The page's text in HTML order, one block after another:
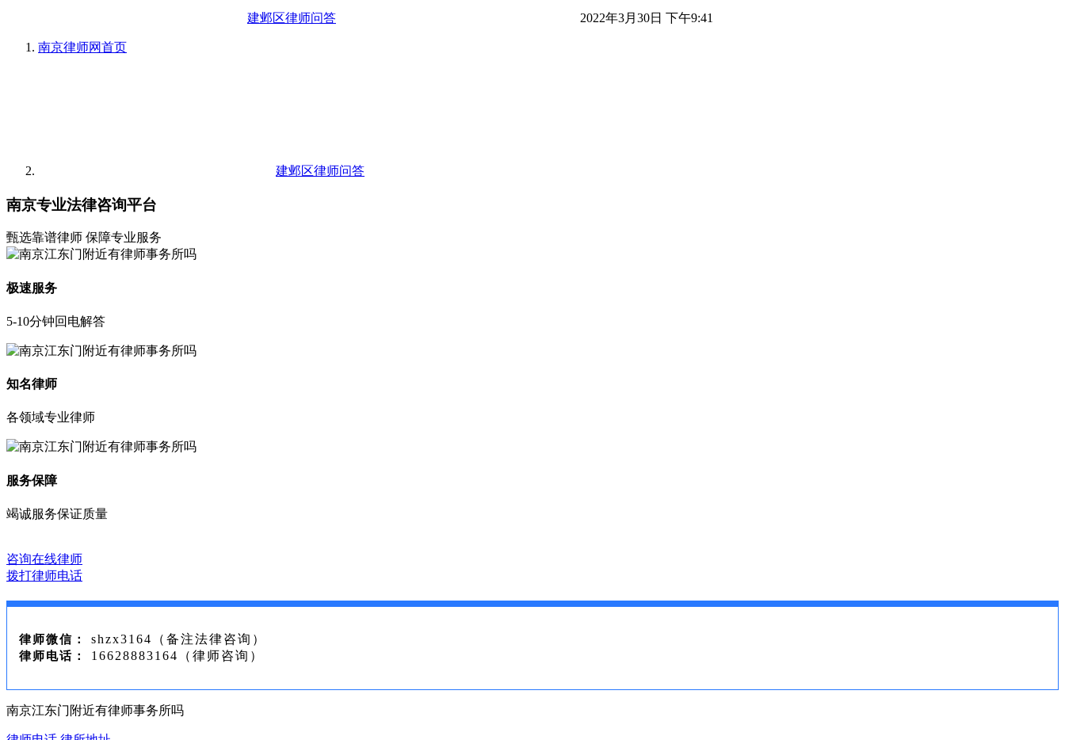
建邺区律师问答 2022年3月30日 下午9:41
南京律师网首页
建邺区律师问答
南京专业法律咨询平台
甄选靠谱律师 保障专业服务
极速服务
5-10分钟回电解答
知名律师
各领域专业律师
服务保障
竭诚服务保证质量
咨询在线律师
拨打律师电话
律师微信： shzx3164（备注法律咨询）
律师电话： 16628883164（律师咨询）
南京江东门附近有律师事务所吗